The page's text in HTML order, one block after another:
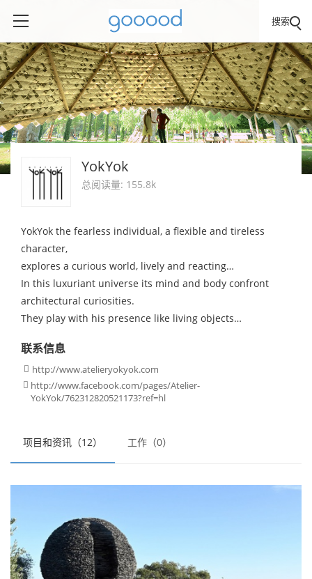
搜索
项目和资讯（12） 工作（0）
YokYok
总阅读量: 155.8k
YokYok the fearless individual, a flexible and tireless
character,
explores a curious world, lively and reacting…
In this luxuriant universe its mind and body confront
architectural curiosities.
They play with his presence like living objects…
联系信息
 http://www.atelieryokyok.com
 http://www.facebook.com/pages/Atelier-
YokYok/762312820521173?ref=hl